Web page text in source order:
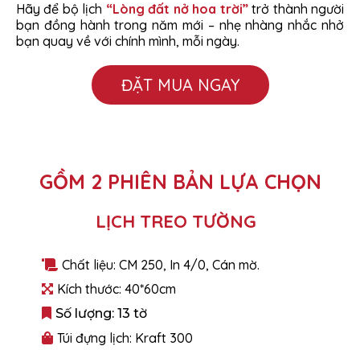
Hãy để bộ lịch “Lòng đất nở hoa trời” trở thành người
bạn đồng hành trong năm mới – nhẹ nhàng nhắc nhở
bạn quay về với chính mình, mỗi ngày.
ĐẶT MUA NGAY
GỒM 2 PHIÊN BẢN LỰA CHỌN
LỊCH TREO TƯỜNG
Chất liệu: CM 250, In 4/0, Cán mờ.
Kích thước: 40*60cm
Số lượng: 13 tờ
Túi đựng lịch: Kraft 300